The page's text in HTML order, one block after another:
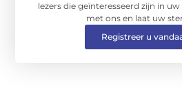
lezers die geïnteresseerd zijn in
met ons en laat uw
Registreer u